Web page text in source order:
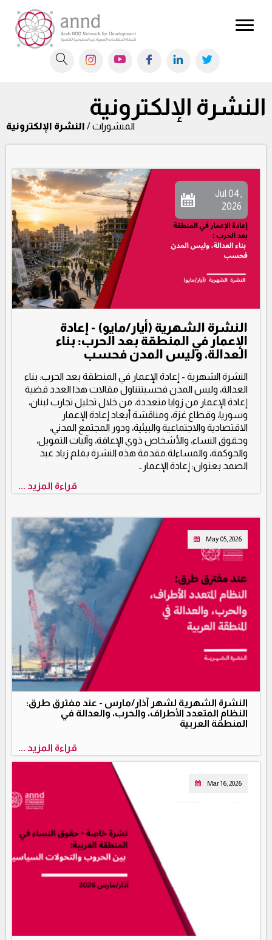
النشرة الإلكترونية
المنشورات / النشرة الإلكترونية
Jul 04,
2026
النشرة الشهرية (أيار/مايو) - إعادة
الإعمار في المنطقة بعد الحرب: بناء
العدالة، وليس المدن فحسب
النشرة الشهرية - إعادة الإعمار في المنطقة بعد الحرب: بناء
العدالة، وليس المدن فحسبتتناول مقالات هذا العدد قضية
إعادة الإعمار من زوايا متعددة، من خلال تحليل تجارب لبنان،
وسوريا، وقطاع غزة، ومناقشة أبعاد إعادة الإعمار
الاقتصادية والاجتماعية والبيئية، ودور المجتمع المدني،
وحقوق النساء، والأشخاص ذوي الإعاقة، وآليات التمويل،
والحوكمة، والمساءلة.مقدمة هذه النشرة بقلم زياد عبد
الصمد بعنوان: إعادة الإعمار…
قراءة المزيد ...
May 05, 2026
النشرة الشهرية لشهر آذار/مارس - عند مفترق طرق:
النظام المتعدد الأطراف، والحرب، والعدالة في
المنطقة العربية
قراءة المزيد ...
Mar 16, 2026